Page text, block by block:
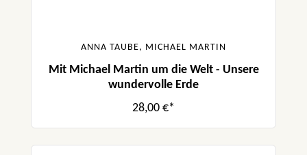
ANNA TAUBE, MICHAEL MARTIN
Mit Michael Martin um die Welt - Unsere
wundervolle Erde
28,00 €*